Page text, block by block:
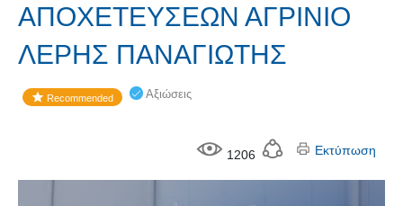
ΑΠΟΧΕΤΕΥΣΕΩΝ ΑΓΡΙΝΙΟ
ΛΕΡΗΣ ΠΑΝΑΓΙΩΤΗΣ
Recommended Αξιώσεις
1206 Εκτύπωση